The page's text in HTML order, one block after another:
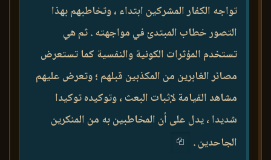
تواجه الكفار المشركين ابتداء ، وتخاطبهم بهذا
التصور خطاب المبتدئ في مواجهته . ثم هي
تستخدم المؤثرات الكونية والنفسية كما تستعرض
مصائر الغابرين من المكذبين قبلهم ؛ وتعرض عليهم
مشاهد القيامة لإثبات البعث ، وتوكيده توكيدا
شديدا ، يدل على أن المخاطبين به من المنكرين
الجاحدين .